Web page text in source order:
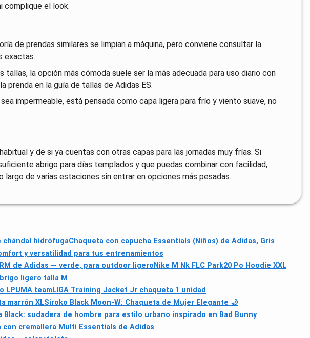
complique el look.
de prendas similares se limpian a máquina, pero conviene consultar la
exactas.
tallas, la opción más cómoda suele ser la más adecuada para uso diario con
prenda en la guía de tallas de Adidas ES.
impermeable, está pensada como capa ligera para frío y viento suave, no
y de si ya cuentas con otras capas para las jornadas muy frías. Si
abrigo para días templados y que puedas combinar con facilidad,
de varias estaciones sin entrar en opciones más pesadas.
chándal hidrófugaChaqueta con capucha Essentials (Niños) de Adidas, Gris
y versatilidad para tus entrenamientos
de Adidas — verde, para outdoor ligero Nike M Nk FLC Park20 Po Hoodie XXL
ligero talla M
LPUMA teamLIGA Training Jacket Jr chaqueta 1 unidad
marrón XLSiroko Black Moon-W: Chaqueta de Mujer Elegante 🌙
Black: sudadera de hombre para estilo urbano inspirado en Bad Bunny
con cremallera Multi Essentials de Adidas